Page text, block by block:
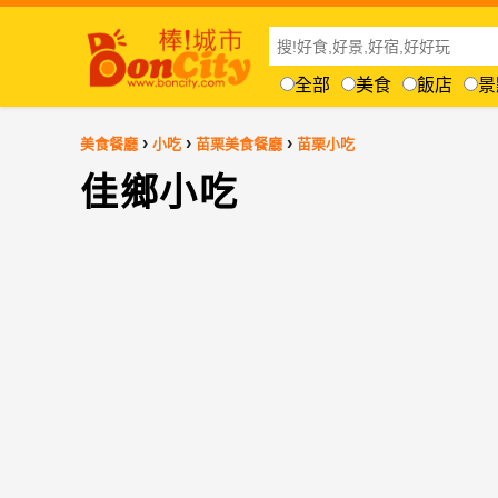
全部 美食 飯店
美食餐廳 › 小吃 › 苗栗美食餐廳 › 苗栗小吃
佳鄉小吃